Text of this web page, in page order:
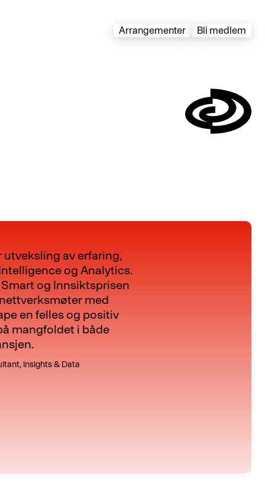
Arrangementer Bli medlem
Symbol
av erfaring,
og Analytics.
og Innsiktsprisen
med
en felles og positiv
mangfoldet i både
Insights & Data